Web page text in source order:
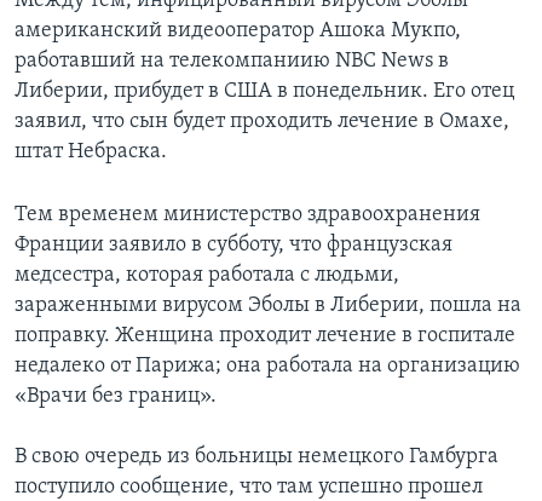
американский видеооператор Ашока Мукпо,
работавший на телекомпаниию NBC News в
Либерии, прибудет в США в понедельник. Его отец
заявил, что сын будет проходить лечение в Омахе,
штат Небраска.
Тем временем министерство здравоохранения
Франции заявило в субботу, что французская
медсестра, которая работала с людьми,
зараженными вирусом Эболы в Либерии, пошла на
поправку. Женщина проходит лечение в госпитале
недалеко от Парижа; она работала на организацию
«Врачи без границ».
В свою очередь из больницы немецкого Гамбурга
поступило сообщение, что там успешно прошел